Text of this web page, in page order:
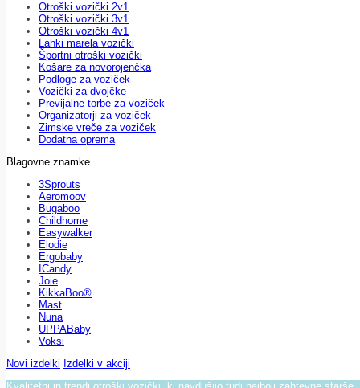
Otroški vozički 2v1
Otroški vozički 3v1
Otroški vozički 4v1
Lahki marela vozički
Športni otroški vozički
Košare za novorojenčka
Podloge za voziček
Vozički za dvojčke
Previjalne torbe za voziček
Organizatorji za voziček
Zimske vreče za voziček
Dodatna oprema
Blagovne znamke
3Sprouts
Aeromoov
Bugaboo
Childhome
Easywalker
Elodie
Ergobaby
ICandy
Joie
KikkaBoo®
Mast
Nuna
UPPABaby
Voksi
Novi izdelki Izdelki v akciji